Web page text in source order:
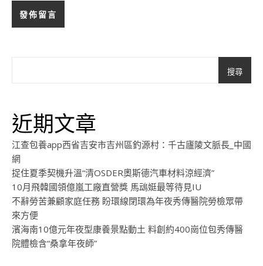
搜尋
近期文章
江查包養app西省吉安市吉州區釣源村：千古廬陵文脈長_中國
網
捉住夏季契機升溫“清OSDER奧斯德汽車材料涼經濟”
10月飛韓國領億嵐工廠直營獎 馬䲰娗最等待見IU
不辭勞苦兼顧家庭任務 盼環線閉環為年夜秀傳醫院勞檢眾帶
來方便
濱海南10億元年夜型康養景點動土 料創約400崗位包秀傳醫
院體檢含“桑拿年夜師”